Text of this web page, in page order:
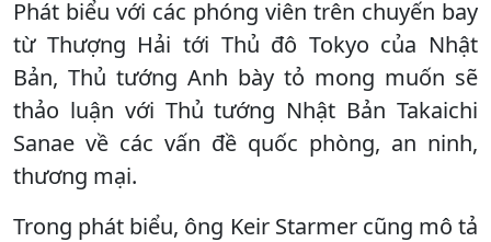
Phát biểu với các phóng viên trên chuyến bay
từ Thượng Hải tới Thủ đô Tokyo của Nhật
Bản, Thủ tướng Anh bày tỏ mong muốn sẽ
thảo luận với Thủ tướng Nhật Bản Takaichi
Sanae về các vấn đề quốc phòng, an ninh,
thương mại.
Trong phát biểu, ông Keir Starmer cũng mô tả